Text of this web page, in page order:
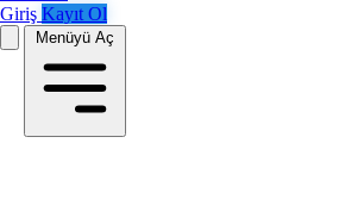
Giriş Kayıt Ol
Menüyü Aç